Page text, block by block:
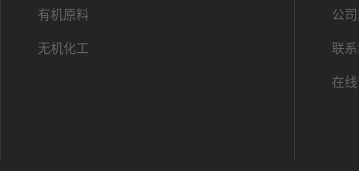
有机原料
无机化工
公
联
在